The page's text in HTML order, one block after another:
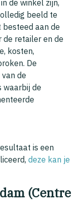
de winkel zijn,
beeld te
aan de
de retailer en de
kosten,
De
de
waarbij de
is een
deze kan je
(Centre